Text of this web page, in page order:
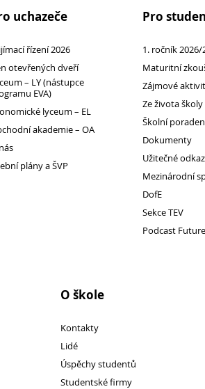
uchazeče
řízení 2026
otevřených dveří
– LY (nástupce
EVA)
lyceum – EL
akademie – OA
plány a ŠVP
Pro
1. ročník 2026/
Maturitní
Zájmové
Ze života školy
Školní
Dokumenty
Užitečné
Mezinárodní
DofE
Sekce TEV
Podcast
O škole
Kontakty
Lidé
Úspěchy studentů
Studentské firmy